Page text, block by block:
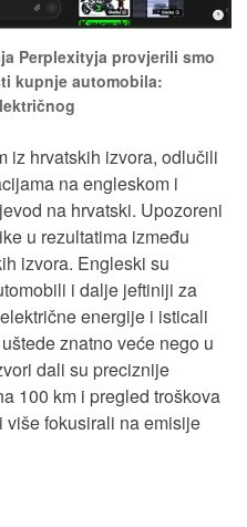
Perplexityja provjerili smo
kupnje automobila:
iz hrvatskih izvora, odlučili
na engleskom i
na hrvatski. Upozoreni
u rezultatima između
izvora. Engleski su
i dalje jeftiniji za
energije i isticali
znatno veće nego u
dali su preciznije
100 km i pregled troškova
više fokusirali na emisije